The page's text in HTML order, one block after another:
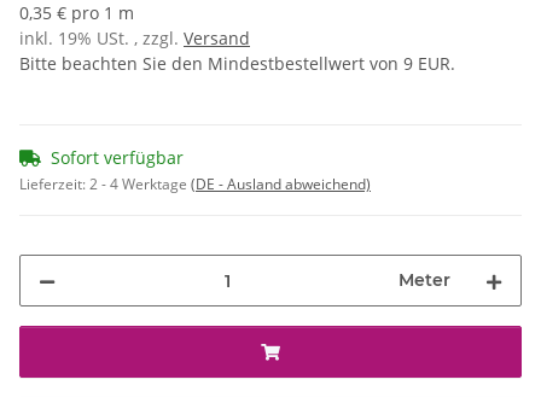
0,35 € pro 1 m
inkl. 19% USt. , zzgl. Versand
Bitte beachten Sie den Mindestbestellwert von 9 EUR.
Sofort verfügbar
Lieferzeit:2 - 4 Werktage (DE - Ausland abweichend)
Meter